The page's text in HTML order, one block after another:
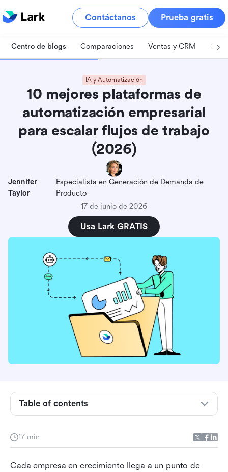
Contáctanos Prueba gratis
Centro de blogs Comparaciones Ventas y CRM
IA y Automatización
10 mejores plataformas de
automatización empresarial
para escalar flujos de trabajo
(2026)
Jennifer
Taylor
Especialista en Generación de Demanda de
Producto
17 de junio de 2026
Usa Lark GRATIS
17 min
Cada empresa en crecimiento llega a un punto de
Table of contents
¿Qué hace diferente a una plataforma
Por qué las herramientas de automatización